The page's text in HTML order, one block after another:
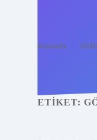
Anasayfa
ETIKET: